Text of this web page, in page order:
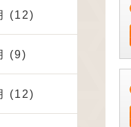
(12)
(9)
(12)